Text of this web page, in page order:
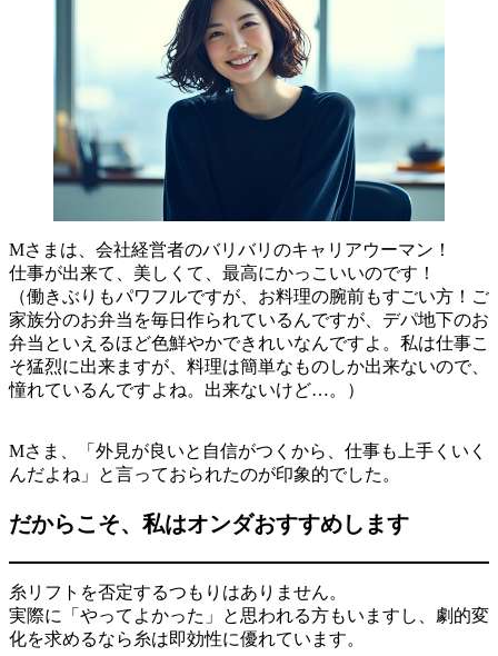
Mさまは、会社経営者のバリバリのキャリアウーマン！
仕事が出来て、美しくて、最高にかっこいいのです！
（働きぶりもパワフルですが、お料理の腕前もすごい方！ご
家族分のお弁当を毎日作られているんですが、デパ地下のお
弁当といえるほど色鮮やかできれいなんですよ。私は仕事こ
そ猛烈に出来ますが、料理は簡単なものしか出来ないので、
憧れているんですよね。出来ないけど…。）
Mさま、「外見が良いと自信がつくから、仕事も上手くいく
んだよね」と言っておられたのが印象的でした。
だからこそ、私はオンダおすすめします
糸リフトを否定するつもりはありません。
実際に「やってよかった」と思われる方もいますし、劇的変
化を求めるなら糸は即効性に優れています。